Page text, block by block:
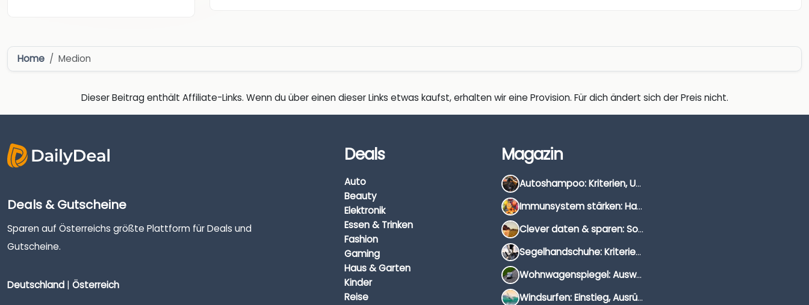
Home Medion
Dieser Beitrag enthält Affiliate-Links. Wenn du über einen dieser Links etwas kaufst, erhalten wir eine Provision. Für dich ändert sich der Preis nicht.
Deals & Gutscheine
Sparen auf Österreichs größte Plattform für Deals und
Gutscheine.
Deutschland | Österreich
Deals
Auto
Beauty
Elektronik
Essen & Trinken
Fashion
Gaming
Haus & Garten
Kinder
Reise
Magazin
Autoshampoo: Kriterien, Unterschiede & Anwendung
Immunsystem stärken: Hausmittel, Vitamine & Wissenswertes
Clever daten & sparen: So findest du die besten Deals für Dates und Unternehmungen
Segelhandschuhe: Kriterien, Materialien & Tipps
Wohnwagenspiegel: Auswahl, Preise & Montage
Windsurfen: Einstieg, Ausrüstung & Tipps